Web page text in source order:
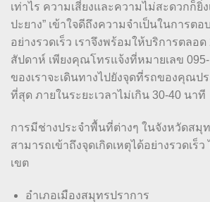
เท่าไร ความเสี่ยงและความไม่สะดวกก็ยิ่
ปะยาง” เข้าใจดีถึงความจำเป็นในการต
อย่างรวดเร็ว เราจึงพร้อมให้บริการตลอ
สัปดาห์ เพียงคุณโทรแจ้งที่หมายเลข
ของเราจะเดินทางไปยังจุดที่รถของคุณป
ที่สุด ภายในระยะเวลาไม่เกิน 30-40 นาที
การมีช่างประจำพื้นที่ต่างๆ ในจังหวัดสมุ
สามารถเข้าถึงจุดเกิดเหตุได้อย่างรวดเร็
เขต
อำเภอเมืองสมุทรปราการ